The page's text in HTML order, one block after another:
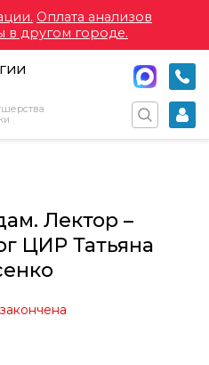
Оплата анализов
в другом городе.
Лектор –
ЦИР Татьяна